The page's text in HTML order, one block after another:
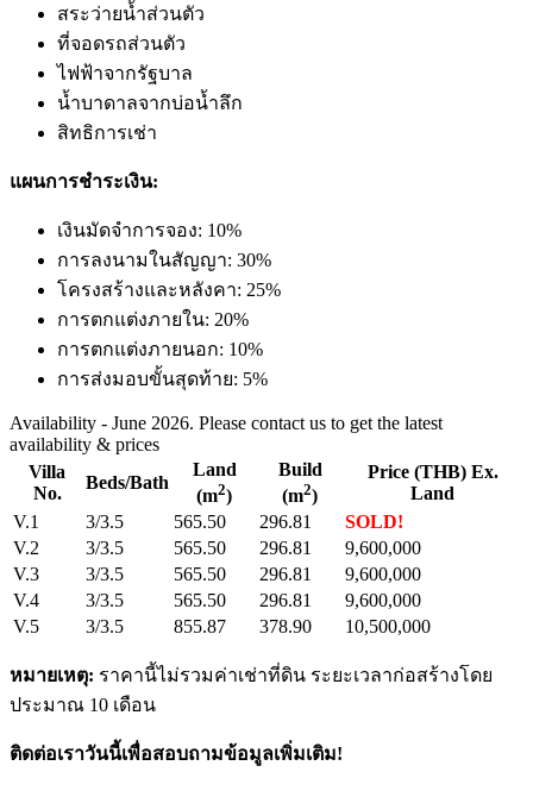
สระว่ายน้ำส่วนตัว
ที่จอดรถส่วนตัว
ไฟฟ้าจากรัฐบาล
น้ำบาดาลจากบ่อน้ำลึก
สิทธิการเช่า
แผนการชำระเงิน:
เงินมัดจำการจอง: 10%
การลงนามในสัญญา: 30%
โครงสร้างและหลังคา: 25%
การตกแต่งภายใน: 20%
การตกแต่งภายนอก: 10%
การส่งมอบขั้นสุดท้าย: 5%
Availability - June 2026. Please contact us to get the latest
availability & prices
Villa
No.
Beds/Bath
Land
(m2)
Build
(m2)
Price (THB) Ex.
Land
V.1
3/3.5 565.50 296.81
SOLD!
V.2
3/3.5 565.50 296.81
9,600,000
V.3
3/3.5 565.50 296.81
9,600,000
V.4
3/3.5 565.50 296.81
9,600,000
V.5
3/3.5 855.87 378.90 10,500,000
หมายเหตุ: ราคานี้ไม่รวมค่าเช่าที่ดิน ระยะเวลาก่อสร้างโดย
ประมาณ 10 เดือน
ติดต่อเราวันนี้เพื่อสอบถามข้อมูลเพิ่มเติม!